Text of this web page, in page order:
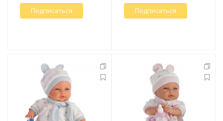
Подписаться Подписаться